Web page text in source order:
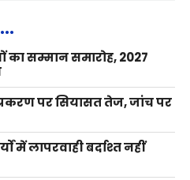
का सम्मान समारोह, 2027
पर सियासत तेज, जांच पर
में लापरवाही बर्दाश्त नहीं